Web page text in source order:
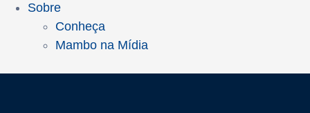
Sobre
Conheça
Mambo na Mídia